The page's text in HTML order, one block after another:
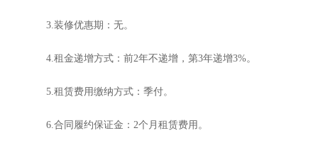
3. 装修优惠期： 无。
4.租金递增方式：前2年不递增，第3年递增3%。
5. 租赁费用缴纳方式 ：季付。
6.合同履约保证金： 2个月租赁费用 。